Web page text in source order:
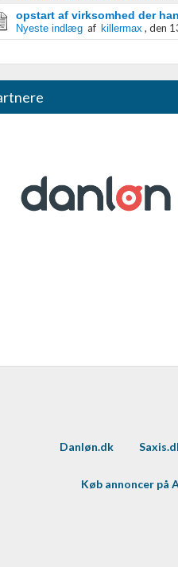
opstart af virksomhed der
Nyeste indlægaf killermax , den
Danløn.dk
Køb annoncer på